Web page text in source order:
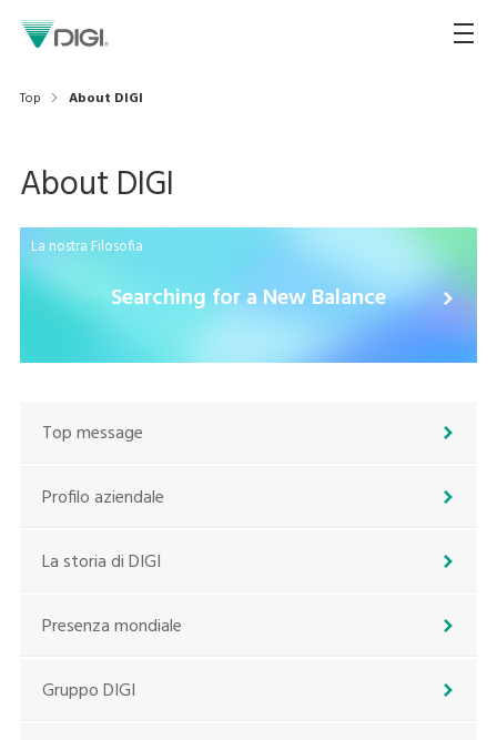
Top About DIGI
About DIGI
La nostra Filosofia
Searching for a New Balance
Top message
Profilo aziendale
La storia di DIGI
Presenza mondiale
Gruppo DIGI